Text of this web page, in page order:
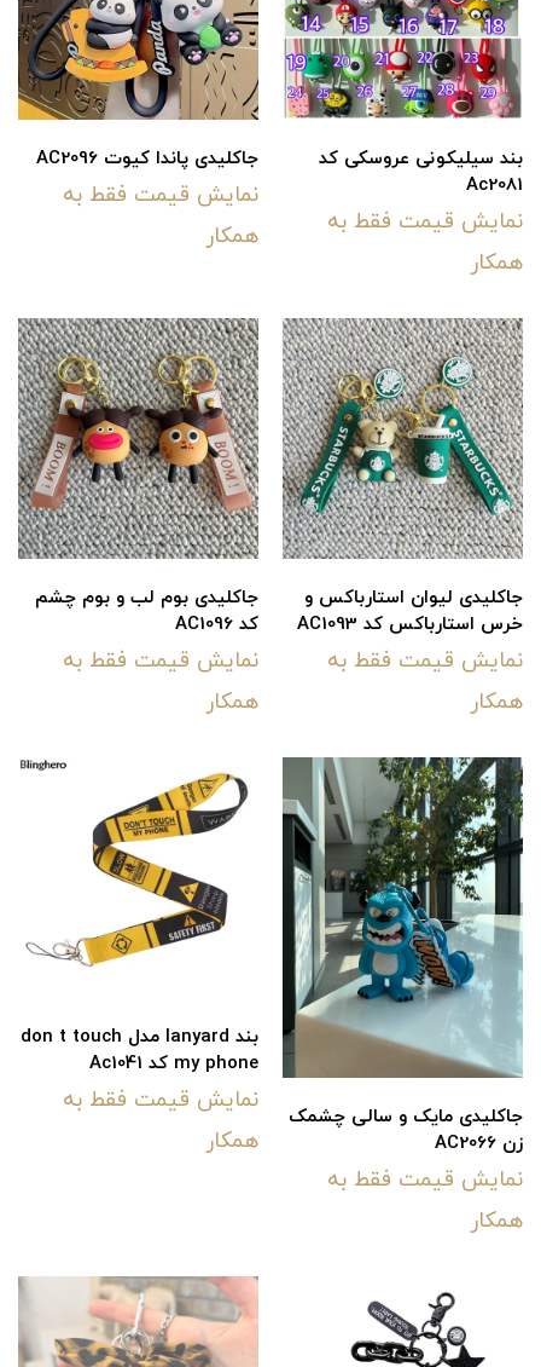
بند سیلیکونی عروسکی کد
Ac2081
نمایش قیمت فقط به
همکار
جاکلیدی پاندا کیوت AC2096
نمایش قیمت فقط به
همکار
جاکلیدی لیوان استارباکس و
خرس استارباکس کد AC1093
نمایش قیمت فقط به
همکار
جاکلیدی بوم لب و بوم چشم
کد AC1096
نمایش قیمت فقط به
همکار
جاکلیدی مایک و سالی چشمک
زن AC2066
نمایش قیمت فقط به
همکار
بند lanyard مدل don t touch
my phone کد Ac1041
نمایش قیمت فقط به
همکار